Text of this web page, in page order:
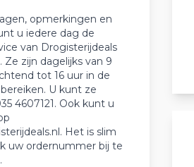
opmerkingen en
u iedere dag de
van Drogisterijdeals
Ze zijn dagelijks van 9
tot 16 uur in de
U kunt ze
4607121. Ook kunt u
Het is slim
uw ordernummer bij te